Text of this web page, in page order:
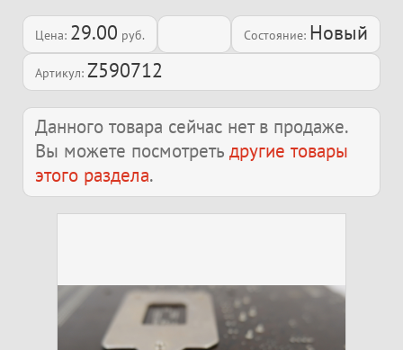
Цена: 29.00 руб. Состояние: Новый
Артикул: Z590712
Данного товара сейчас нет в продаже.
Вы можете посмотреть другие товары
этого раздела.